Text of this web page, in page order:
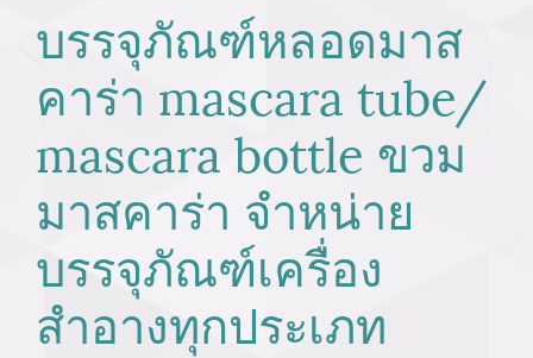
บรรจุภัณฑ์หลอดมาส
คาร่า mascara tube/
mascara bottle ขวม
มาสคาร่า จำหน่าย
บรรจุภัณฑ์เครื่อง
สำอางทุกประเภท